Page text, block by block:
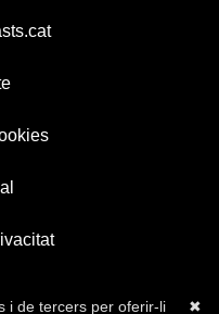
✖
i de tercers per oferir-li